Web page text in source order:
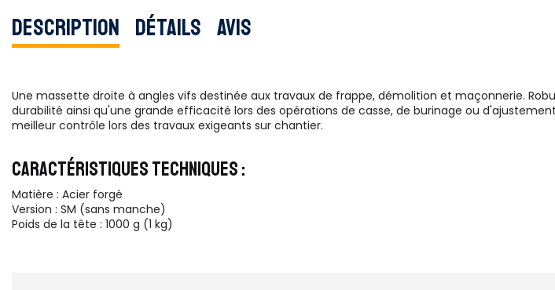
Description Détails Avis
Une massette droite à angles vifs destinée aux travaux de frappe, démolition et maçonnerie.
durabilité ainsi qu'une grande efficacité lors des opérations de casse, de burinage ou
meilleur contrôle lors des travaux exigeants sur chantier.
CARACTÉRISTIQUES TECHNIQUES :
Matière : Acier forgé
Version : SM (sans manche)
Poids de la tête : 1000 g (1 kg)